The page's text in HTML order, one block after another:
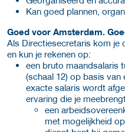
Kan goed plannen,
Goed voor Amsterdam.
Als Directiesecretaris kom je
en kun je rekenen op:
een bruto maandsalaris
(schaal 12) op basis
exacte salaris wordt
ervaring die je
een
met mogelijkheid